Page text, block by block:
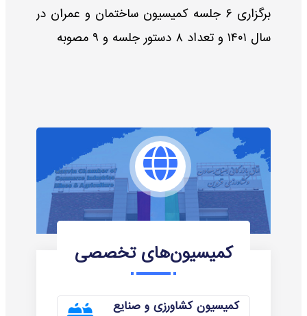
برگزاری ۶ جلسه کمیسیون ساختمان و عمران در
سال ۱۴۰۱ و تعداد ۸ دستور جلسه و ۹ مصوبه
کمیسیون‌های تخصصی
کمیسیون کشاورزی و صنایع